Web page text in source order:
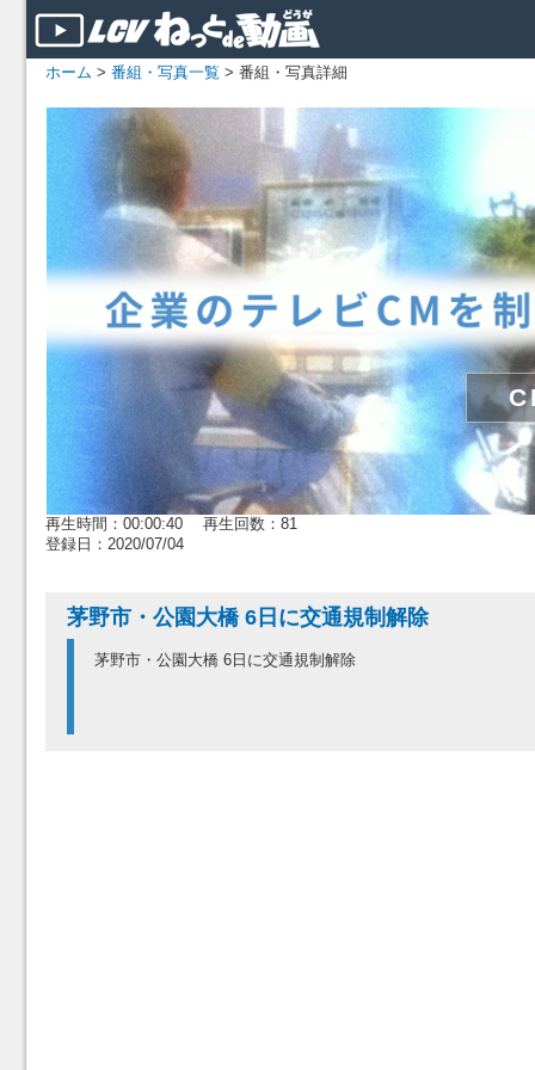
ホーム > 番組・写真一覧 > 番組・写真詳細
再生時間：00:00:40 再生回数：81
登録日：2020/07/04
茅野市・公園大橋 6日に交通規制解除
茅野市・公園大橋 6日に交通規制解除